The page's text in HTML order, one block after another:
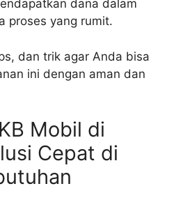
dana dalam
proses yang rumit.
dan trik agar Anda bisa
ini dengan aman dan
Mobil di
Cepat di